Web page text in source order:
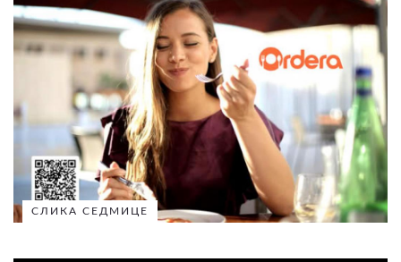
СЛИКА СЕДМИЦЕ